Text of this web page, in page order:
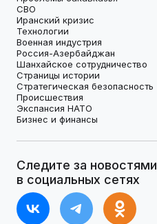
СВО
Иранский кризис
Технологии
Военная индустрия
Россия-Азербайджан
Шанхайское сотрудничество
Страницы истории
Стратегическая безопасность
Происшествия
Экспансия НАТО
Бизнес и финансы
Следите за новостями
в социальных сетях